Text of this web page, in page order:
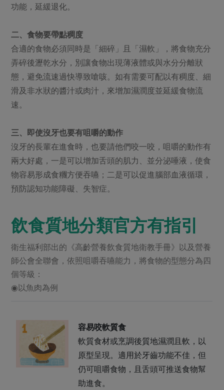
功能，延緩退化。
二、食物要帶點稠度
合適的食物必須同時是「細碎」且「濕軟」，將食物充分
弄碎後瀝乾水分，別讓食物出現薄液體或與水分分離狀
態，避免流速過快導致嗆咳。如有需要可配以有稠度、細
滑及非水狀的醬汁或肉汁，來增加濕潤度並延緩食物流
速。
三、即使沒牙也要有咀嚼的動作
沒牙的長輩在進食時，也要請他們咬一咬，咀嚼的動作有
兩大好處，一是可以增加舌頭的肌力、並分泌唾液，使食
物容易形成食糰方便吞嚥；二是可以促進腦部血液循環，
預防認知功能障礙、失智症。
飲食質地分類官方有指引
衛生福利部出的《高齡營養飲食質地衛教手冊》以及營養
師公會全聯會，依照咀嚼吞嚥能力，將食物的型態分為四
個等級：
◉以魚肉為例
容易咬軟質食
軟質食材或烹調後質地濕潤且軟，以
原型呈現。適用於牙齒功能不佳，但
仍可咀嚼食物，且舌頭可推送食物幫
助進食。